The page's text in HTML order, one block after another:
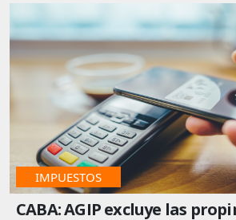
IMPUESTOS
CABA: AGIP excluye las